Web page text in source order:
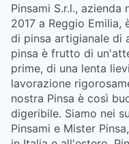
Pinsami S.r.l.,
2017 a Reggio
di pinsa artigianale di
pinsa è frutto di
prime, di una lenta
lavorazione
nostra Pinsa è così
digeribile. Siamo nei
Pinsami e Mister